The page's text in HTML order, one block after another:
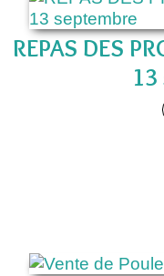
REPAS DES